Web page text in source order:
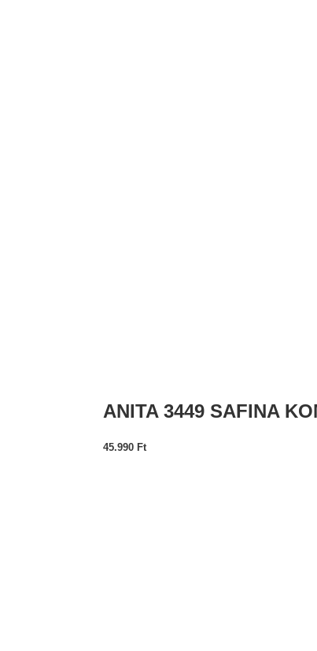
ANITA 3449 SAFINA
45.990 Ft